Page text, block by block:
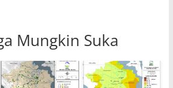
Mungkin Suka